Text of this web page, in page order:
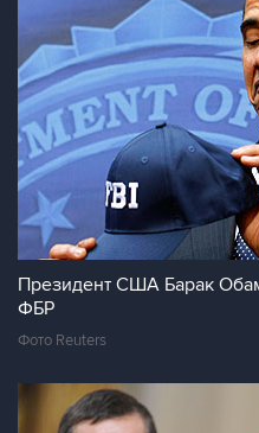
Президент США Барак
ФБР
Фото Reuters